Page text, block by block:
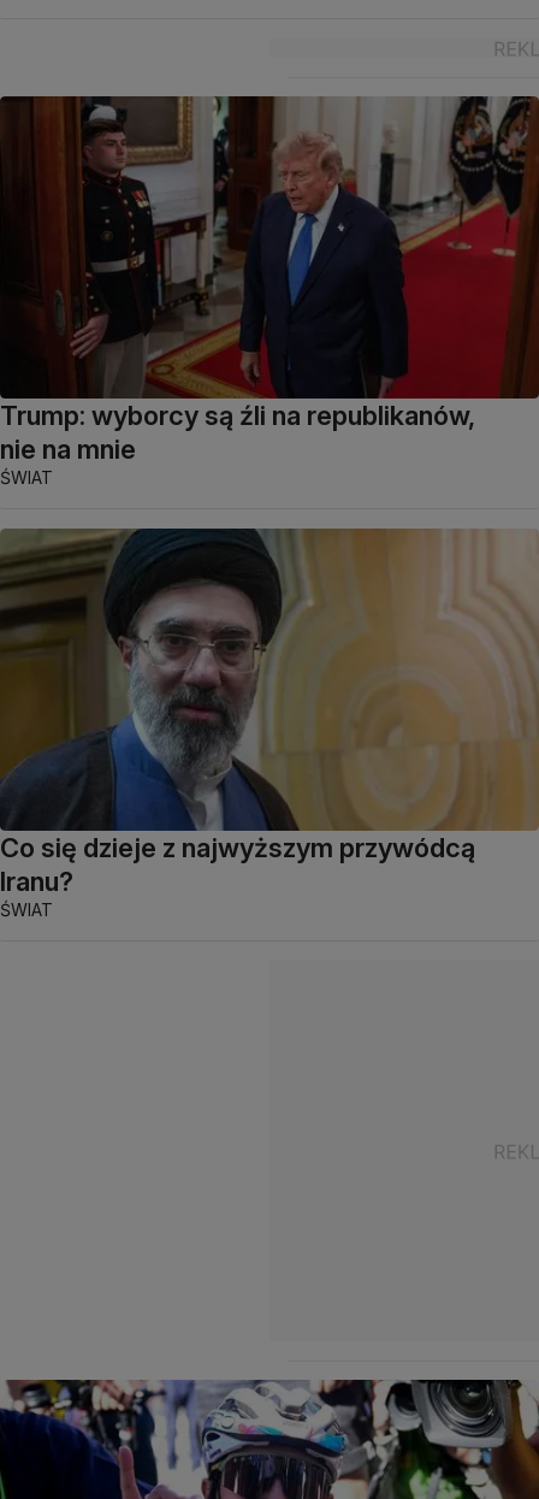
Trump: wyborcy są źli na republikanów,
nie na mnie
ŚWIAT
Co się dzieje z najwyższym przywódcą
Iranu?
ŚWIAT